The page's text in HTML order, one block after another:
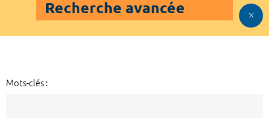
Recherche avancée
Mots-clés :